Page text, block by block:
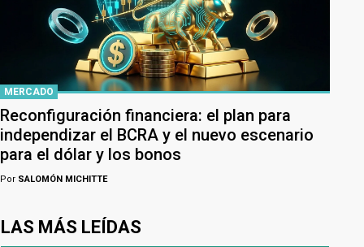
MERCADO
Reconfiguración financiera: el plan para
independizar el BCRA y el nuevo escenario
para el dólar y los bonos
Por SALOMÓN MICHITTE
LAS MÁS LEÍDAS